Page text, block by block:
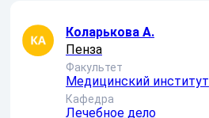
Коларькова А.
Пенза
Факультет
Медицинский институт
Кафедра
Лечебное дело